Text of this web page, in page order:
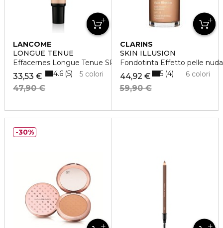
LANCÔME
LONGUE TENUE
Effacernes Longue Tenue SPF30
33,53 €
47,90 €
5 colori
4.6 5
CLARINS
SKIN ILLUSION
Fondotinta Effetto pelle
44,92 €
59,90 €
6 colori
5 4
30%